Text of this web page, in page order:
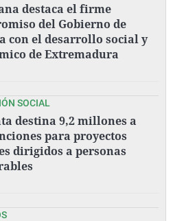
destaca el firme
del Gobierno de
con el desarrollo social y
de Extremadura
SOCIAL
destina 9,2 millones a
para proyectos
dirigidos a personas